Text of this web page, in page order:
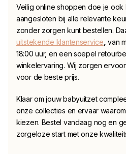
Veilig online shoppen doe je ook
aangesloten bij alle relevante
zonder zorgen kunt bestellen.
uitstekende klantenservice van
18:00 uur, en een soepel
winkelervaring. Wij zorgen
voor de beste prijs.
Klaar om jouw babyuitzet
onze collecties en ervaar
kiezen. Bestel vandaag nog en
zorgeloze start met onze